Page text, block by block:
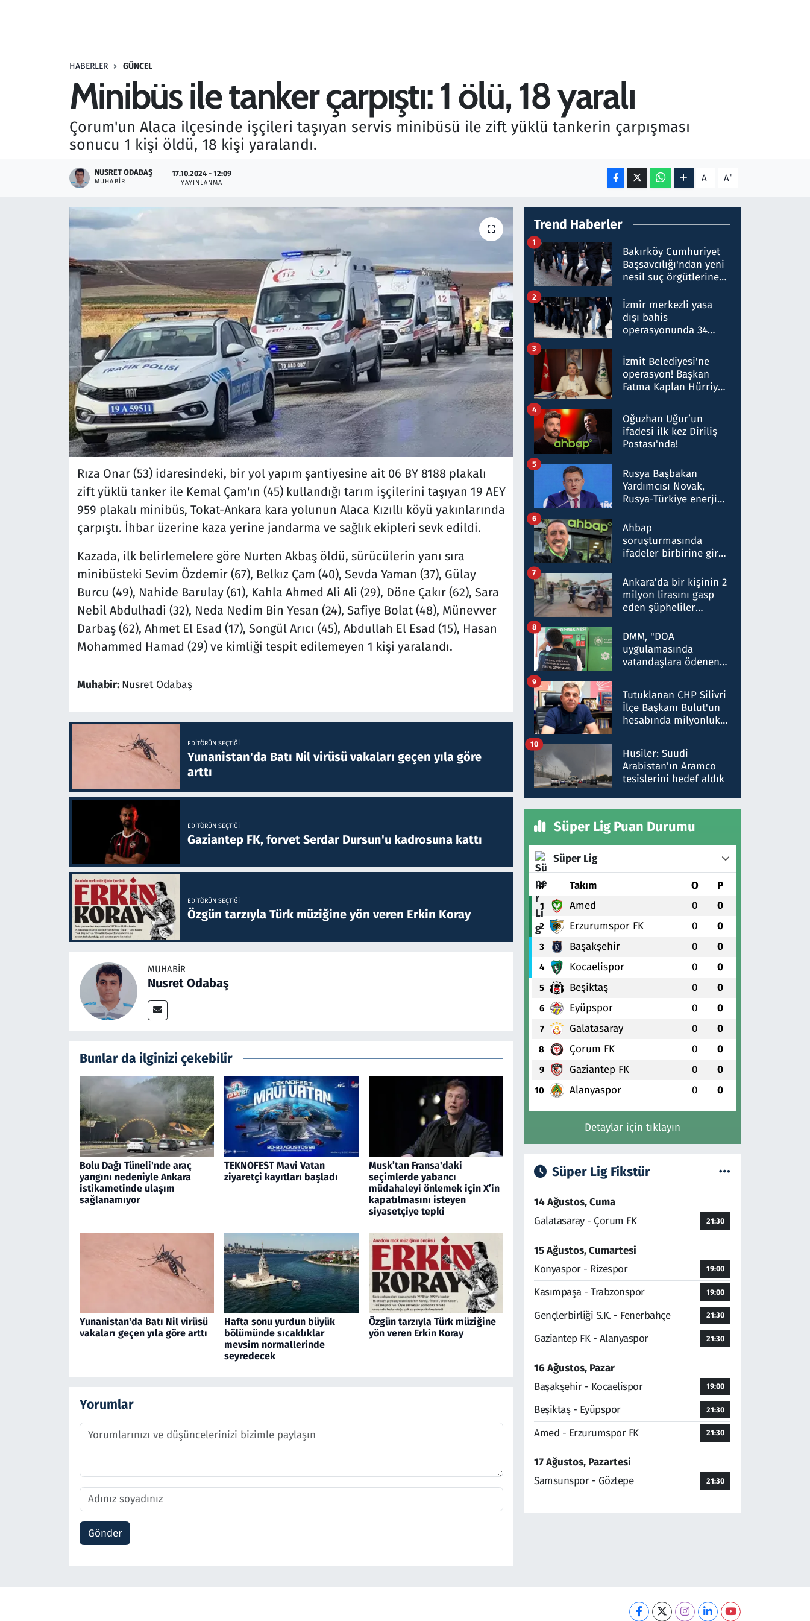
HABERLER GÜNCEL
Minibüs ile tanker çarpıştı: 1 ölü, 18 yaralı
Çorum'un Alaca ilçesinde işçileri taşıyan servis minibüsü ile zift yüklü tankerin çarpışması
sonucu 1 kişi öldü, 18 kişi yaralandı.
NUSRET ODABAŞ
MUHABIR
17.10.2024 - 12:09
YAYINLANMA A- A+
Rıza Onar (53) idaresindeki, bir yol yapım şantiyesine ait 06 BY 8188 plakalı
zift yüklü tanker ile Kemal Çam'ın (45) kullandığı tarım işçilerini taşıyan 19 AEY
959 plakalı minibüs, Tokat-Ankara kara yolunun Alaca Kızıllı köyü yakınlarında
çarpıştı. İhbar üzerine kaza yerine jandarma ve sağlık ekipleri sevk edildi.
Kazada, ilk belirlemelere göre Nurten Akbaş öldü, sürücülerin yanı sıra
minibüsteki Sevim Özdemir (67), Belkız Çam (40), Sevda Yaman (37), Gülay
Burcu (49), Nahide Barulay (61), Kahla Ahmed Ali Ali (29), Döne Çakır (62), Sara
Nebil Abdulhadi (32), Neda Nedim Bin Yesan (24), Safiye Bolat (48), Münevver
Darbaş (62), Ahmet El Esad (17), Songül Arıcı (45), Abdullah El Esad (15), Hasan
Mohammed Hamad (29) ve kimliği tespit edilemeyen 1 kişi yaralandı.
Muhabir: Nusret Odabaş
EDITÖRÜN SEÇTIĞI
Yunanistan'da Batı Nil virüsü vakaları geçen yıla göre
arttı
EDITÖRÜN SEÇTIĞI
Gaziantep FK, forvet Serdar Dursun'u kadrosuna kattı
EDITÖRÜN SEÇTIĞI
Özgün tarzıyla Türk müziğine yön veren Erkin Koray
MUHABIR
Nusret Odabaş
Bunlar da ilginizi çekebilir
Bolu Dağı Tüneli'nde araç
yangını nedeniyle Ankara
istikametinde ulaşım
sağlanamıyor
TEKNOFEST Mavi Vatan
ziyaretçi kayıtları başladı
Musk’tan Fransa'daki
seçimlerde yabancı
müdahaleyi önlemek için X’in
kapatılmasını isteyen
siyasetçiye tepki
Yunanistan'da Batı Nil virüsü
vakaları geçen yıla göre arttı
Hafta sonu yurdun büyük
bölümünde sıcaklıklar
mevsim normallerinde
seyredecek
Özgün tarzıyla Türk müziğine
yön veren Erkin Koray
Yorumlar
Gönder
Trend Haberler
Bakırköy Cumhuriyet
Başsavcılığı'ndan yeni
nesil suç örgütlerine
hakkında gözaltı kararı
1
İzmir merkezli yasa
dışı bahis
operasyonunda 34
Milyar liralık para
trafiği tespit edildi
2
İzmit Belediyesi'ne
operasyon! Başkan
Fatma Kaplan Hürriyet
3
Oğuzhan Uğur’un
ifadesi ilk kez Diriliş
Postası'nda!
4
Rusya Başbakan
Yardımcısı Novak,
Rusya-Türkiye enerji
nitelikte olduğunu
belirtti
5
Ahbap
soruşturmasında
ifadeler birbirine girdi:
ifadelerinden ortaya
çıkan tablo şok etti
6
Ankara'da bir kişinin 2
milyon lirasını gasp
eden şüpheliler
7
DMM, "DOA
uygulamasında
vatandaşlara ödenen
düşürüldüğü" iddiasını
yalanladı
8
Tutuklanan CHP Silivri
İlçe Başkanı Bulut'un
hesabında milyonluk
talimat verdi, ben
gönderdim
9
Husiler: Suudi
Arabistan'ın Aramco
tesislerini hedef aldık
10
Süper Lig Puan Durumu
Süper Lig
# Takım O P
1 Amed 0 0
2 Erzurumspor FK 0 0
3 Başakşehir 0 0
4 Kocaelispor 0 0
5 Beşiktaş 0 0
6 Eyüpspor 0 0
7 Galatasaray 0 0
8 Çorum FK 0 0
9 Gaziantep FK 0 0
10 Alanyaspor 0 0
Detaylar için tıklayın
Süper Lig Fikstür
14 Ağustos, Cuma
Galatasaray - Çorum FK
21:30
15 Ağustos, Cumartesi
Konyaspor - Rizespor
19:00
Kasımpaşa - Trabzonspor 19:00
Gençlerbirliği S.K. - Fenerbahçe 21:30
Gaziantep FK - Alanyaspor 21:30
16 Ağustos, Pazar
Başakşehir - Kocaelispor
19:00
Beşiktaş - Eyüpspor 21:30
Amed - Erzurumspor FK 21:30
17 Ağustos, Pazartesi
Samsunspor - Göztepe
21:30
Savunma Sanayi
Seçim 2023
Teknoloji ve Bilim